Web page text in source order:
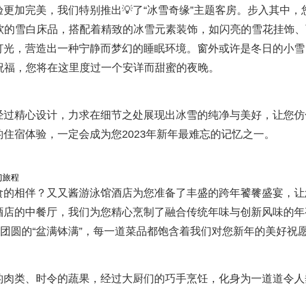
加完美，我们特别推出💡了“冰雪奇缘”主题客房。步入其中，
雪白床品，搭配着精致的冰雪元素装饰，如闪亮的雪花挂饰、
，营造出一种宁静而梦幻的睡眠环境。窗外或许是冬日的小
，您将在这里度过一个安详而甜蜜的夜晚。
精心设计，力求在细节之处展现出冰雪的纯净与美好，让您
宿体验，一定会成为您2023年新年最难忘的记忆之一。
旅程
相伴？又又酱游泳馆酒店为您准备了丰盛的跨年饕餮盛宴，
的中餐厅，我们为您精心烹制了融合传统年味与创新风味的
圆的“盆满钵满”，每一道菜品都饱含着我们对您新年的美好祝愿
类、时令的蔬果，经过大厨们的巧手烹饪，化身为一道道令人